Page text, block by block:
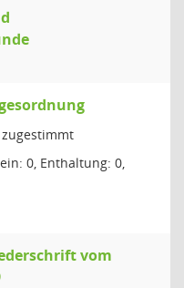
0, Enthaltung: 0,
vom